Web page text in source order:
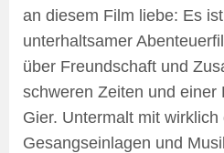
an diesem Film liebe: Es
unterhaltsamer
über Freundschaft und
schweren Zeiten und einer
Gier. Untermalt mit
Gesangseinlagen und